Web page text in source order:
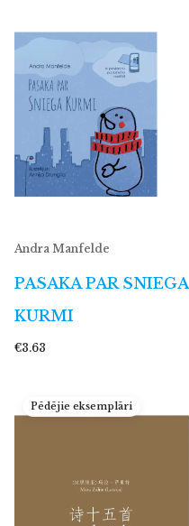
Andra Manfelde
PASAKA PAR SNIEGA
KURMI
€3.63
Pēdējie eksemplāri